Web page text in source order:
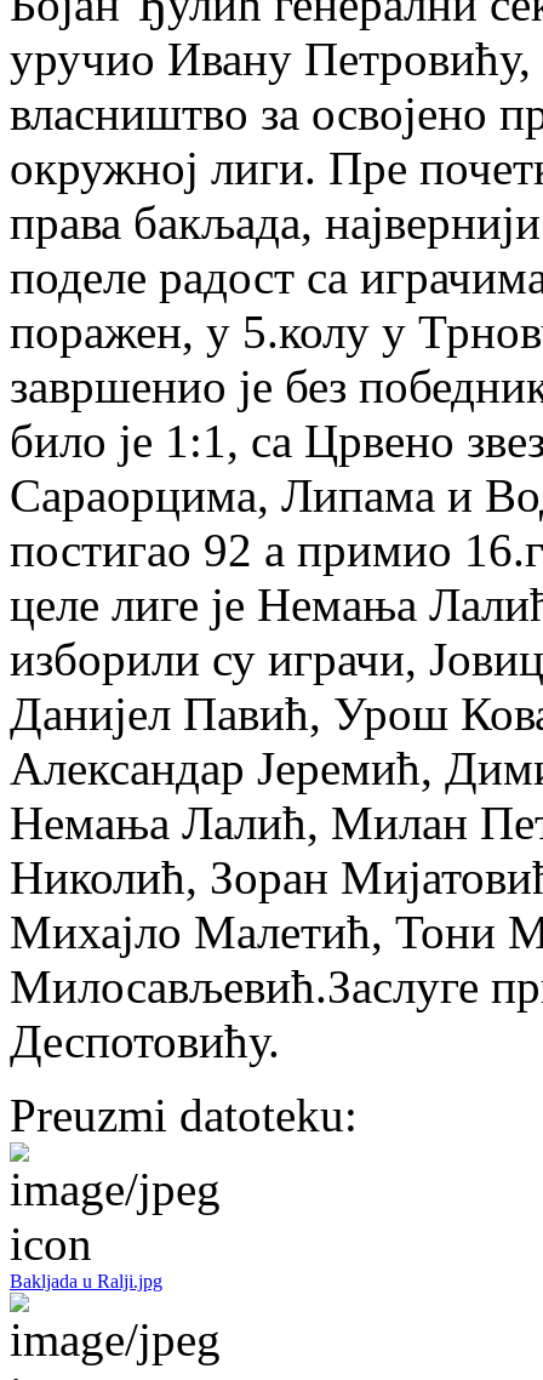
уручио Ивану Петровићу,
власништво за освојено
окружној лиги. Пре
права бакљада,
поделе радост са
поражен, у 5.колу у
завршенио је без
било је 1:1, са Црвено
Сараорцима, Липама и
постигао 92 а примио
целе лиге је Немања
изборили су играчи,
Данијел Павић, Урош
Александар Јеремић,
Немања Лалић, Милан
Николић, Зоран
Mихајло Малетић, Тони
Милосављевић.Заслуге
Деспотовићу.
Preuzmi datoteku:
Bakljada u Ralji.jpg